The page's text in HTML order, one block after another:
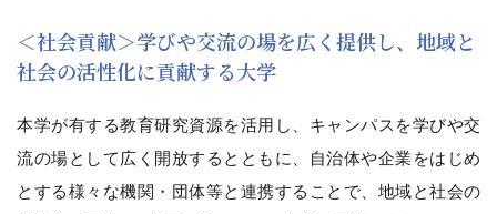
＜社会貢献＞学びや交流の場を広く提供し、地域と
社会の活性化に貢献する大学
本学が有する教育研究資源を活用し、キャンパスを学びや交
流の場として広く開放するとともに、自治体や企業をはじめ
とする様々な機関・団体等と連携することで、地域と社会の